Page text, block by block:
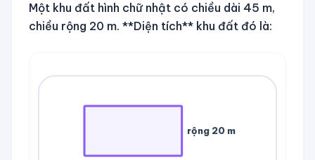
Một khu đất hình chữ nhật có chiều dài 45 m,
chiều rộng 20 m. **Diện tích** khu đất đó là:
rộng 20 m